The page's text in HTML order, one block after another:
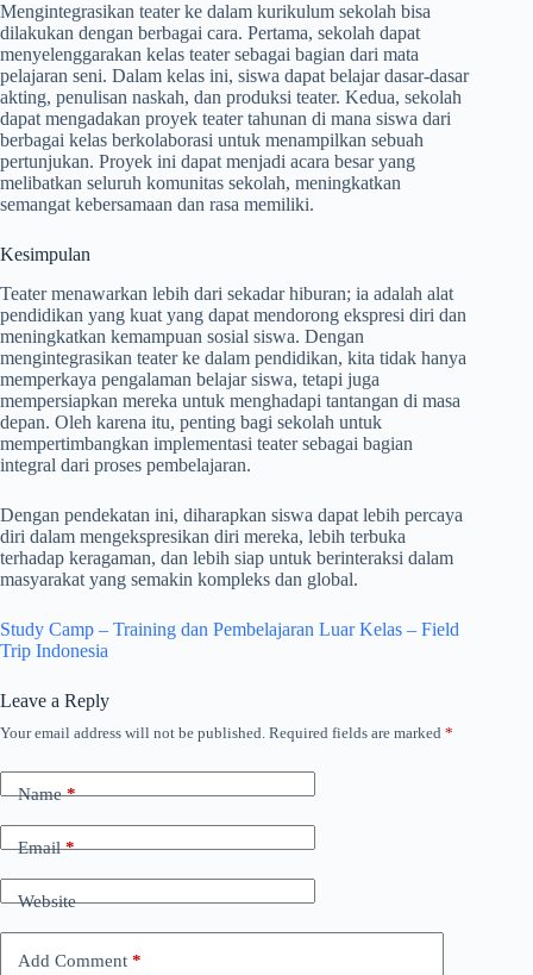
Mengintegrasikan teater ke dalam kurikulum sekolah bisa
dilakukan dengan berbagai cara. Pertama, sekolah dapat
menyelenggarakan kelas teater sebagai bagian dari mata
pelajaran seni. Dalam kelas ini, siswa dapat belajar dasar-dasar
akting, penulisan naskah, dan produksi teater. Kedua, sekolah
dapat mengadakan proyek teater tahunan di mana siswa dari
berbagai kelas berkolaborasi untuk menampilkan sebuah
pertunjukan. Proyek ini dapat menjadi acara besar yang
melibatkan seluruh komunitas sekolah, meningkatkan
semangat kebersamaan dan rasa memiliki.
Kesimpulan
Teater menawarkan lebih dari sekadar hiburan; ia adalah alat
pendidikan yang kuat yang dapat mendorong ekspresi diri dan
meningkatkan kemampuan sosial siswa. Dengan
mengintegrasikan teater ke dalam pendidikan, kita tidak hanya
memperkaya pengalaman belajar siswa, tetapi juga
mempersiapkan mereka untuk menghadapi tantangan di masa
depan. Oleh karena itu, penting bagi sekolah untuk
mempertimbangkan implementasi teater sebagai bagian
integral dari proses pembelajaran.
Dengan pendekatan ini, diharapkan siswa dapat lebih percaya
diri dalam mengekspresikan diri mereka, lebih terbuka
terhadap keragaman, dan lebih siap untuk berinteraksi dalam
masyarakat yang semakin kompleks dan global.
Study Camp – Training dan Pembelajaran Luar Kelas – Field
Trip Indonesia
Leave a Reply
Your email address will not be published. Required fields are marked *
Name*
Email*
Website
Add Comment *